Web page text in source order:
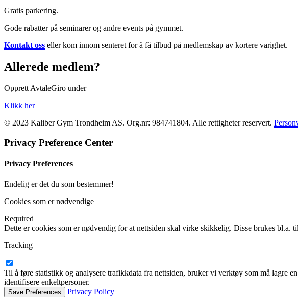
Gratis parkering.
Gode rabatter på seminarer og andre events på gymmet.
Kontakt oss eller kom innom senteret for å få tilbud på medlemskap av kortere varighet.
Allerede medlem?
Opprett AvtaleGiro under
Klikk her
© 2023 Kaliber Gym Trondheim AS. Org.nr: 984741804. Alle rettigheter reservert.
Privacy Preference Center
Privacy Preferences
Endelig er det du som bestemmer!
Cookies som er nødvendige
Required
Dette er cookies som er nødvendig for at nettsiden skal virke skikkelig. Disse brukes bl.a.
Tracking
Til å føre statistikk og analysere trafikkdata fra nettsiden, bruker vi verktøy som må lagre
identifisere enkeltpersoner.
Privacy Policy